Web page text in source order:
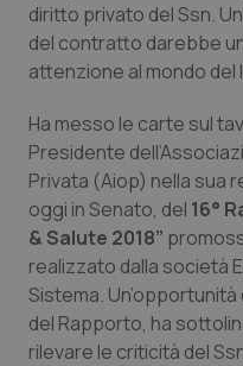
Molise
Piemonte
Provincia
Provincia
Puglia
Sardegna
Epatiti
HIV
Infezioni & Febbre
Ipertensione &
Malattie rare
Malattia di Crohn
diritto privato del Ssn.
del contratto darebbe
attenzione al mondo del
Ha messo le carte sul
Presidente
Privata (Aiop) nella sua
oggi in Senato, del 16°
& Salute 2018”
realizzato dalla società
Sistema.
del Rapporto, ha
rilevare le criticità del